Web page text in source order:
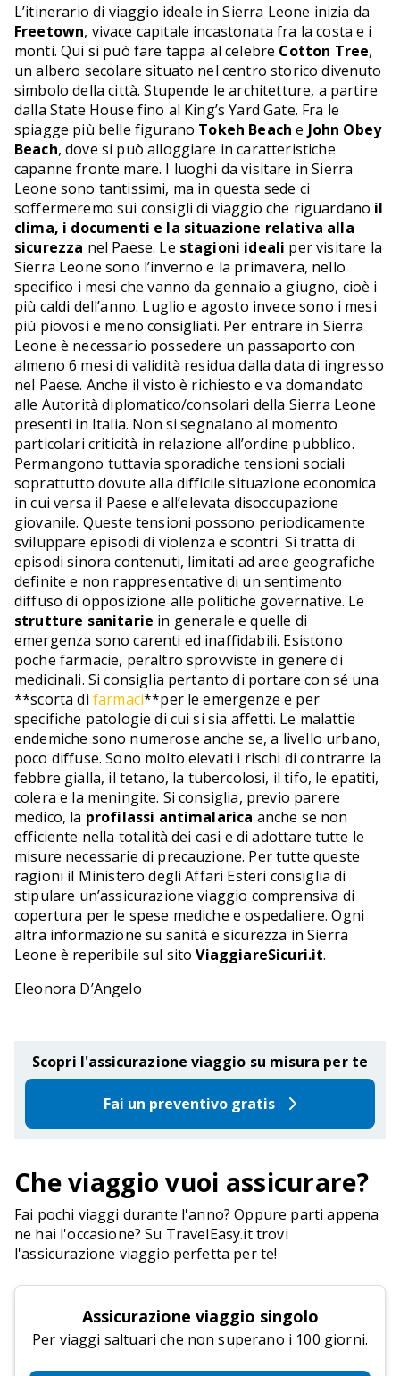
L’itinerario di viaggio ideale in Sierra Leone inizia da
Freetown, vivace capitale incastonata fra la costa e i
monti. Qui si può fare tappa al celebre Cotton Tree,
un albero secolare situato nel centro storico divenuto
simbolo della città. Stupende le architetture, a partire
dalla State House fino al King’s Yard Gate. Fra le
spiagge più belle figurano Tokeh Beach e John Obey
Beach, dove si può alloggiare in caratteristiche
capanne fronte mare. I luoghi da visitare in Sierra
Leone sono tantissimi, ma in questa sede ci
soffermeremo sui consigli di viaggio che riguardano il
clima, i documenti e la situazione relativa alla
sicurezza nel Paese. Le stagioni ideali per visitare la
Sierra Leone sono l’inverno e la primavera, nello
specifico i mesi che vanno da gennaio a giugno, cioè i
più caldi dell’anno. Luglio e agosto invece sono i mesi
più piovosi e meno consigliati. Per entrare in Sierra
Leone è necessario possedere un passaporto con
almeno 6 mesi di validità residua dalla data di ingresso
nel Paese. Anche il visto è richiesto e va domandato
alle Autorità diplomatico/consolari della Sierra Leone
presenti in Italia. Non si segnalano al momento
particolari criticità in relazione all’ordine pubblico.
Permangono tuttavia sporadiche tensioni sociali
soprattutto dovute alla difficile situazione economica
in cui versa il Paese e all’elevata disoccupazione
giovanile. Queste tensioni possono periodicamente
sviluppare episodi di violenza e scontri. Si tratta di
episodi sinora contenuti, limitati ad aree geografiche
definite e non rappresentative di un sentimento
diffuso di opposizione alle politiche governative. Le
strutture sanitarie in generale e quelle di
emergenza sono carenti ed inaffidabili. Esistono
poche farmacie, peraltro sprovviste in genere di
medicinali. Si consiglia pertanto di portare con sé una
**scorta di farmaci**per le emergenze e per
specifiche patologie di cui si sia affetti. Le malattie
endemiche sono numerose anche se, a livello urbano,
poco diffuse. Sono molto elevati i rischi di contrarre la
febbre gialla, il tetano, la tubercolosi, il tifo, le epatiti,
colera e la meningite. Si consiglia, previo parere
medico, la profilassi antimalarica anche se non
efficiente nella totalità dei casi e di adottare tutte le
misure necessarie di precauzione. Per tutte queste
ragioni il Ministero degli Affari Esteri consiglia di
stipulare un’assicurazione viaggio comprensiva di
copertura per le spese mediche e ospedaliere. Ogni
altra informazione su sanità e sicurezza in Sierra
Leone è reperibile sul sitoViaggiareSicuri.it.
Eleonora D’Angelo
Scopri l'assicurazione viaggio su misura per te
Fai un preventivo gratis
Che viaggio vuoi assicurare?
Fai pochi viaggi durante l'anno? Oppure parti appena
ne hai l'occasione? Su TravelEasy.it trovi
l'assicurazione viaggio perfetta per te!
Assicurazione viaggio singolo
Per viaggi saltuari che non superano i 100 giorni.